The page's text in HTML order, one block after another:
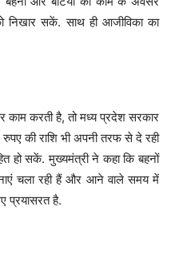
निखार सकें. साथ ही आजीविका का
काम करती है, तो मध्य प्रदेश सरकार
की राशि भी अपनी तरफ से दे रही
हो सकें. मुख्यमंत्री ने कहा कि बहनों
चला रही हैं और आने वाले समय में
प्रयासरत है.